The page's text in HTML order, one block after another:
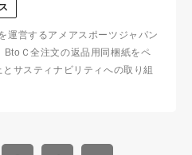
営するアメアスポーツジャパン
Ｃ全注文の返品用同梱紙をペ
サスティナビリティへの取り組